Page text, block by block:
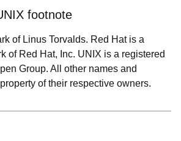
footnote
of Linus Torvalds. Red Hat is a
of Red Hat, Inc. UNIX is a registered
Group. All other names and
of their respective owners.